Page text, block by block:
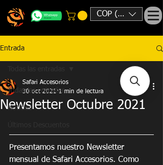
COP ($)
Entrada
Todas las entradas
Noticias
Newsletter Octubre 2021
Safari Accesorios
30 oct 2021 1 min de lectura
Presentamos nuestro Newsletter
mensual de Safari Accesorios. Como